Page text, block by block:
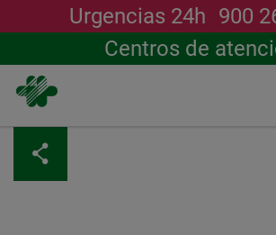
contenido
principal
Urgencias 24h 900
Centros de